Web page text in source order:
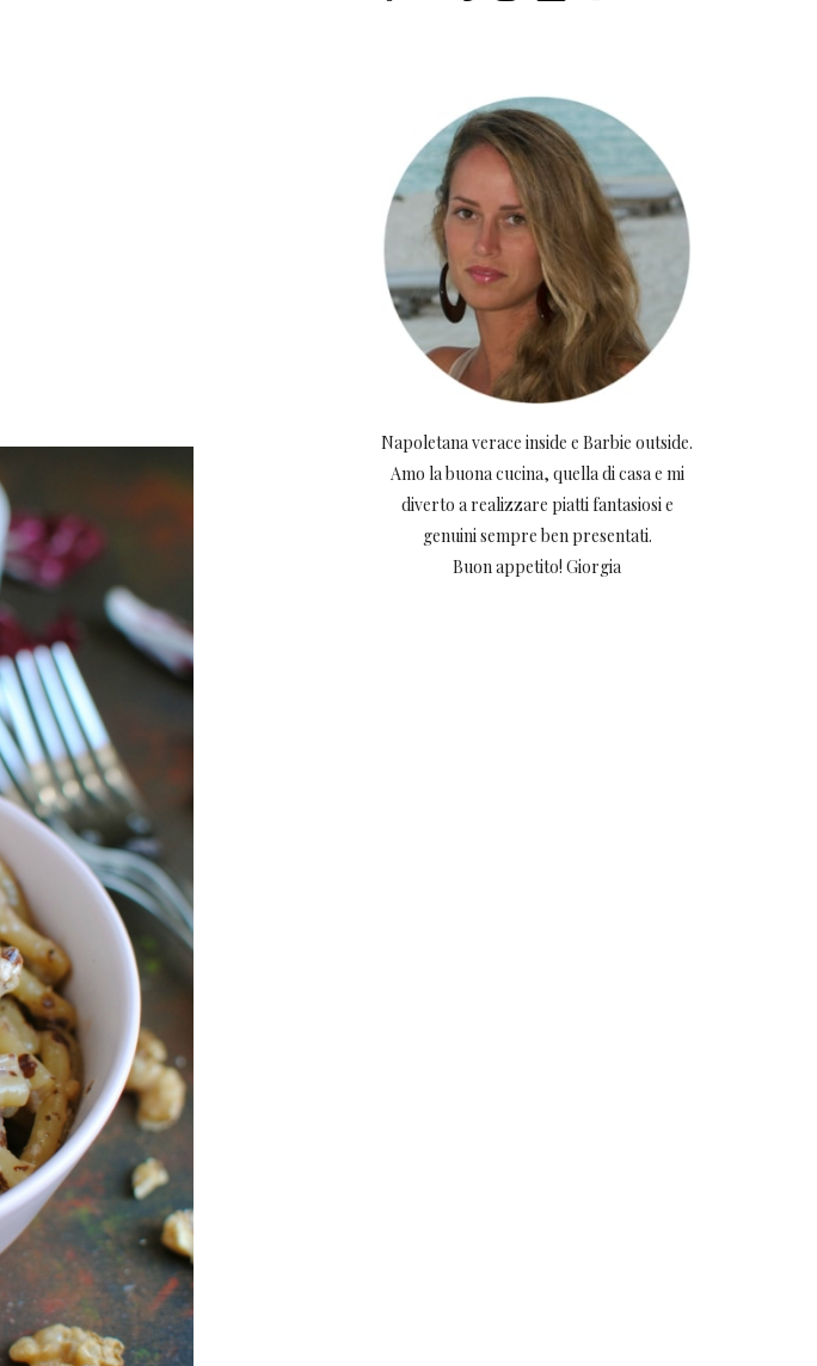
Napoletana verace inside e Barbie outside.
Amo la buona cucina, quella di casa e mi
diverto a realizzare piatti fantasiosi e
genuini sempre ben presentati.
Buon appetito! Giorgia